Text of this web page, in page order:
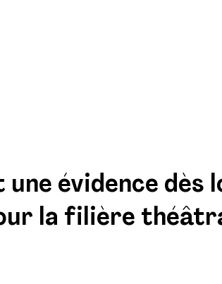
évidence dès
la filière